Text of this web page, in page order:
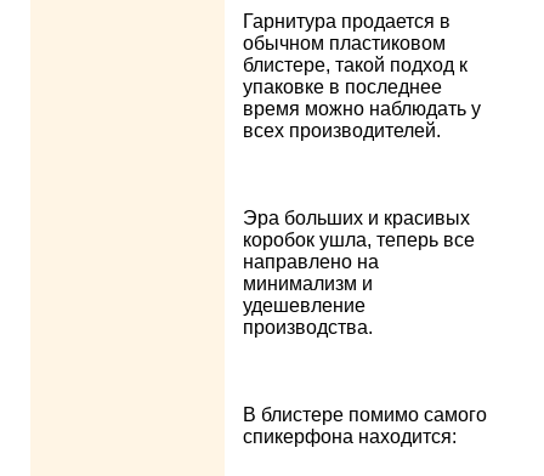
Гарнитура продается в
обычном пластиковом
блистере, такой подход к
упаковке в последнее
время можно наблюдать у
всех производителей.
Эра больших и красивых
коробок ушла, теперь все
направлено на
минимализм и
удешевление
производства.
В блистере помимо самого
спикерфона находится: